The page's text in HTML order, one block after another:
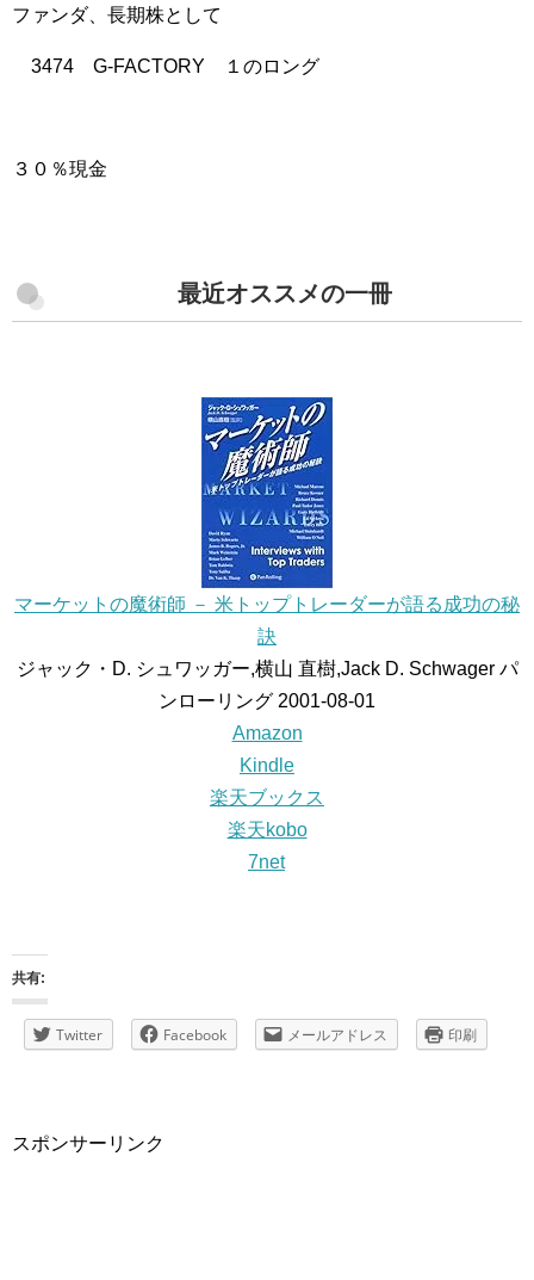
ファンダ、長期株として
3474 G-FACTORY １のロング
３０％現金
最近オススメの一冊
マーケットの魔術師 － 米トップトレーダーが語る成功の秘
訣
ジャック・D. シュワッガー,横山 直樹,Jack D. Schwager パ
ンローリング 2001-08-01
Amazon
Kindle
楽天ブックス
楽天kobo
7net
共有:
Twitter Facebook メールアドレス 印刷
スポンサーリンク